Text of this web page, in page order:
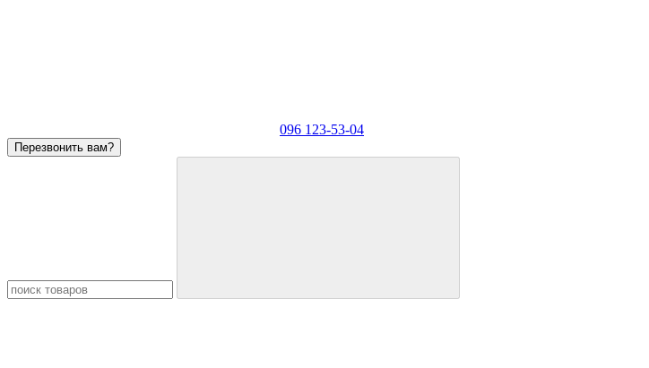
096 123-53-04
Перезвонить вам?